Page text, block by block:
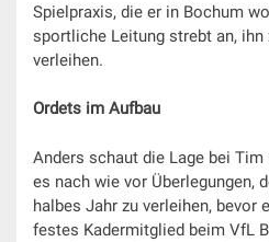
Spielpraxis, die er in Bochum
sportliche Leitung strebt an, ihn
verleihen.
Ordets im Aufbau
Anders schaut die Lage bei
es nach wie vor Überlegungen,
halbes Jahr zu verleihen, bevor
festes Kadermitglied beim VfL